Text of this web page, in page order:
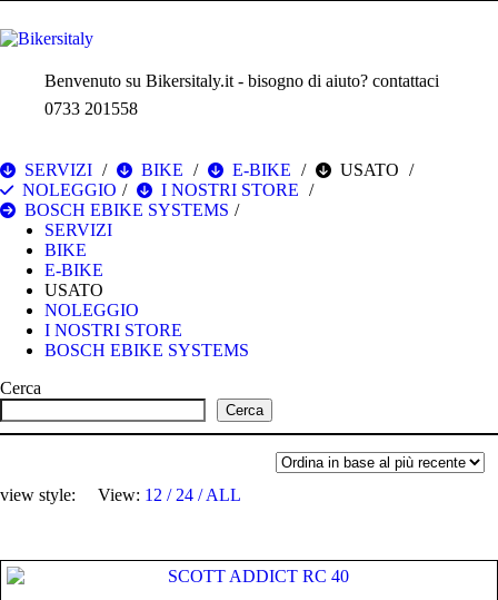
Benvenuto su Bikersitaly.it - bisogno di aiuto? contattaci
0733 201558
SERVIZI BIKE E-BIKE
USATO
NOLEGGIO
I NOSTRI STORE
BOSCH EBIKE SYSTEMS
SERVIZI
BIKE
E-BIKE
USATO
NOLEGGIO
I NOSTRI STORE
BOSCH EBIKE SYSTEMS
Cerca
Cerca
view style: View: 12 24 ALL